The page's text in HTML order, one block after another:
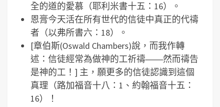
全的道的愛慕（耶利米書十五：16）。
恩膏今天活在所有世代的信徒中真正的代禱
者（以弗所書六：18）。
[章伯斯(Oswald Chambers)說，而我作轉
述：信徒經常為做神的工祈禱――然而禱告
是神的工！] 主，願更多的信徒認識到這個
真理（路加福音十八：1、約翰福音十五：
16）！